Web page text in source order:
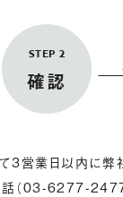
確認
3営業日以内に弊
（03-6277-